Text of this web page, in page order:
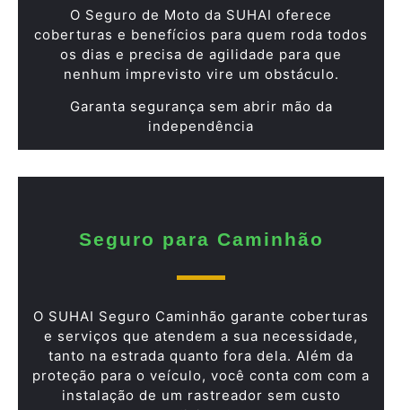
O Seguro de Moto da SUHAI oferece
coberturas e benefícios para quem roda todos
os dias e precisa de agilidade para que
nenhum imprevisto vire um obstáculo.
Garanta segurança sem abrir mão da
independência
Seguro para Caminhão
O SUHAI Seguro Caminhão garante coberturas
e serviços que atendem a sua necessidade,
tanto na estrada quanto fora dela. Além da
proteção para o veículo, você conta com com a
instalação de um rastreador sem custo